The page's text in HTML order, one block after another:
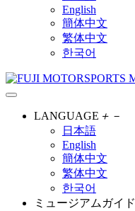
English
簡体中文
繁体中文
한국어
LANGUAGE ＋ －
日本語
English
簡体中文
繁体中文
한국어
ミュージアムガイド